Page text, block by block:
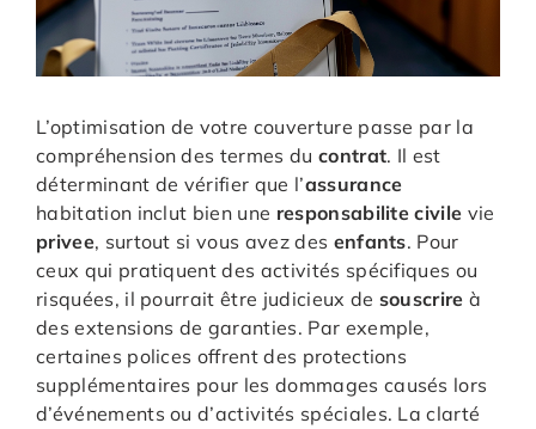
L’optimisation de votre couverture passe par la
compréhension des termes du contrat. Il est
déterminant de vérifier que l’assurance
habitation inclut bien une responsabilite civile vie
privee, surtout si vous avez des enfants. Pour
ceux qui pratiquent des activités spécifiques ou
risquées, il pourrait être judicieux de souscrire à
des extensions de garanties. Par exemple,
certaines polices offrent des protections
supplémentaires pour les dommages causés lors
d’événements ou d’activités spéciales. La clarté